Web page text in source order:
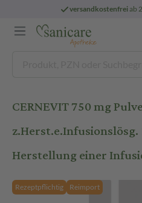
versandkostenfreiab
CERNEVIT 750 mg
Herstellung einer
Rezeptpflichtig Reimport